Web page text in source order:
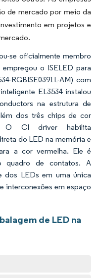
de mercado por meio da
em projetos e
se oficialmente membro
o ISELED para
RGBISE0391L-AM) com
EL3534 instalou
na estrutura de
dos três chips de cor
O CI driver habilita
do LED na memória e
a cor vermelha. Ele é
quadro de contatos. A
dos LEDs em uma única
interconexões em espaço
de LED na